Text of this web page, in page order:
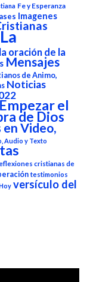
Fe y Esperanza
Imagenes
La
la oración de la
Mensajes
de Animo,
Noticias
el
de Dios
Video,
Audio y Texto
cristianas de
testimonios
versículo del